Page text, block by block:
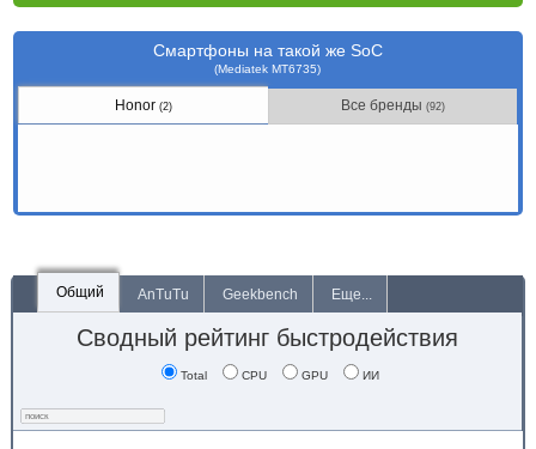
Смартфоны на такой же SoC
(Mediatek MT6735)
Honor(2) Все бренды(92)
Общий AnTuTu Geekbench Еще...
Сводный рейтинг быстродействия
Total CPU GPU ИИ